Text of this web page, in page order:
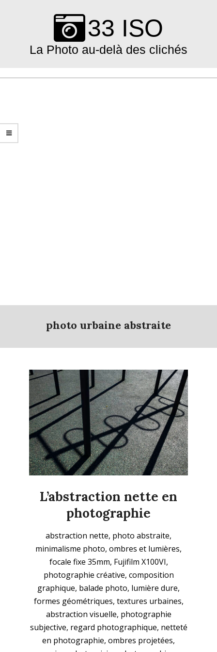
33 ISO
La Photo au-delà des clichés
Primary
photo urbaine abstraite
L’abstraction nette en
photographie
23
abstraction nette, photo abstraite,
minimalisme photo, ombres et lumières,
focale fixe 35mm, Fujifilm X100VI,
photographie créative, composition
graphique, balade photo, lumière dure,
formes géométriques, textures urbaines,
abstraction visuelle, photographie
subjective, regard photographique, netteté
en photographie, ombres projetées,